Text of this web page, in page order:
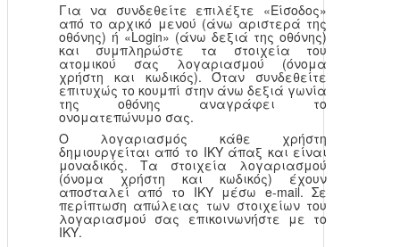
Για να συνδεθείτε επιλέξτε «Είσοδος»
από το αρχικό μενού (άνω αριστερά της
οθόνης) ή «Login» (άνω δεξιά της οθόνης)
και συμπληρώστε τα στοιχεία του
ατομικού σας λογαριασμού (όνομα
χρήστη και κωδικός). Όταν συνδεθείτε
επιτυχώς το κουμπί στην άνω δεξιά γωνία
της οθόνης αναγράφει το
ονοματεπώνυμο σας.
Ο λογαριασμός κάθε χρήστη
δημιουργείται από το ΙΚΥ άπαξ και είναι
μοναδικός. Τα στοιχεία λογαριασμού
(όνομα χρήστη και κωδικός) έχουν
αποσταλεί από το ΙΚΥ μέσω e-mail. Σε
περίπτωση απώλειας των στοιχείων του
λογαριασμού σας επικοινωνήστε με το
ΙΚΥ.